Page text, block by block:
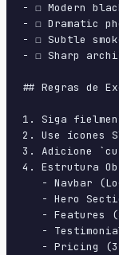
- ☐ Modern
- ☐ Dramatic
- ☐ Subtle
- ☐ Sharp
## Regras de
1. Siga
2. Use ícones
3. Adicione
4. Estrutura
- Navbar
- Hero
- Features
-
- Pricing